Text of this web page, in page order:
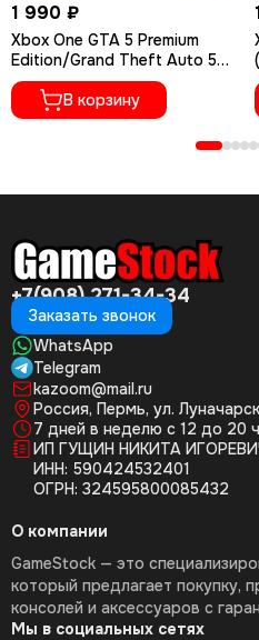
1 990 ₽
Xbox One GTA 5 Premium
Edition/Grand Theft Auto 5
(Новый, Русские субтитры)
В корзину
+7(908) 271-34-34
Заказать звонок
WhatsApp
Telegram
kazoom@mail.ru
Россия, Пермь, ул.
7 дней в неделю с 12 до 20
ИП ГУЩИН НИКИТА
ИНН: 590424532401
ОГРН: 324595800085432
О компании
GameStock — это
который предлагает покупку,
консолей и аксессуаров с
Мы в социальных сетях